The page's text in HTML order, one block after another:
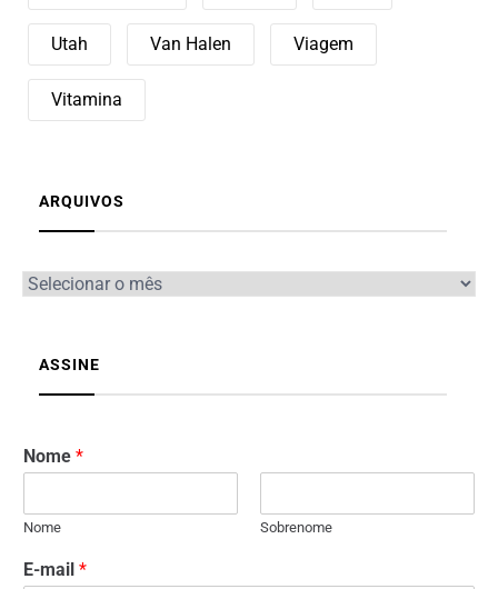
Utah Van Halen Viagem
Vitamina
ARQUIVOS
ASSINE
Nome *
Nome Sobrenome
E-mail *